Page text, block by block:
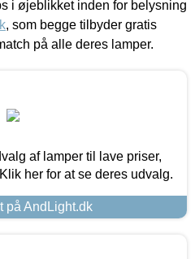
i øjeblikket inden for belysning
, som begge tilbyder gratis
på alle deres lamper.
af lamper til lave priser,
her for at se deres udvalg.
på AndLight.dk